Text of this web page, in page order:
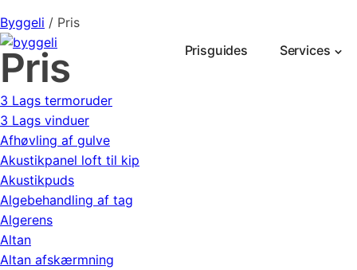
Prisguides Services
Byggeli / Pris
Pris
3 Lags termoruder
3 Lags vinduer
Afhøvling af gulve
Akustikpanel loft til kip
Akustikpuds
Algebehandling af tag
Algerens
Altan
Altan afskærmning